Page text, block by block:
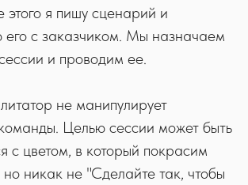
этого я пишу сценарий и
его с заказчиком. Мы назначаем
и проводим ее.
не манипулирует
Целью сессии может быть
с цветом, в который покрасим
никак не "Сделайте так, чтобы